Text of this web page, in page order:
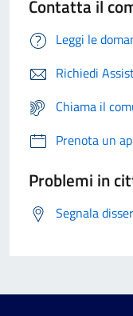
Contatta il
Leggi le
Richiedi
Chiama il
Prenota un
Problemi in
Segnala